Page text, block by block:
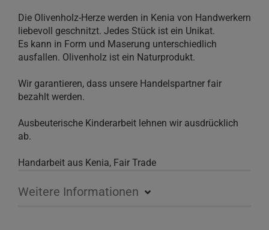
Die Olivenholz-Herze werden in Kenia von Handwerkern
liebevoll geschnitzt. Jedes Stück ist ein Unikat.
Es kann in Form und Maserung unterschiedlich
ausfallen. Olivenholz ist ein Naturprodukt.
Wir garantieren, dass unsere Handelspartner fair
bezahlt werden.
Ausbeuterische Kinderarbeit lehnen wir ausdrücklich
ab.
Handarbeit aus Kenia, Fair Trade
Weitere Informationen